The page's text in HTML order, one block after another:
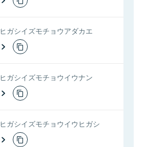
ヒガシイズモチョウアダカエ
ヒガシイズモチョウイウナン
ヒガシイズモチョウイウヒガシ